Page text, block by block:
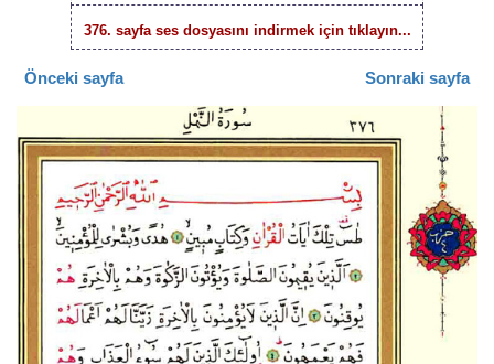
376. sayfa ses dosyasını indirmek için tıklayın...
Önceki sayfa Sonraki sayfa